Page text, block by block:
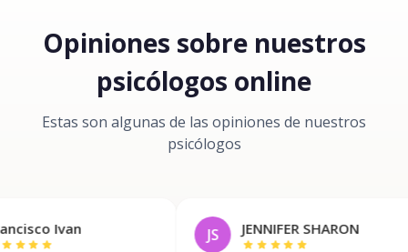
Opiniones sobre nuestros
psicólogos online
Estas son algunas de las opiniones de nuestros
psicólogos
JENNIFER SHARON
star starstarstar star